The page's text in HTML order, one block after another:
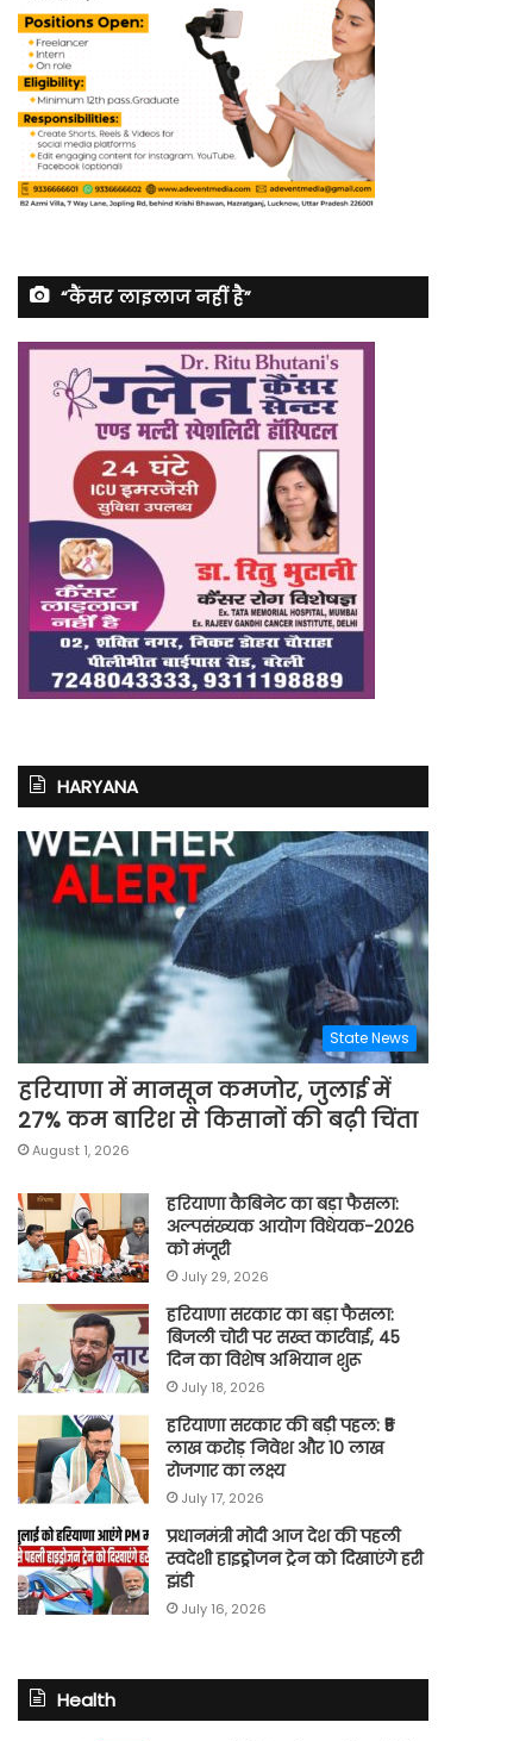
“कैंसर लाइलाज नहीं है”
HARYANA
State News
हरियाणा में मानसून कमजोर, जुलाई में
27% कम बारिश से किसानों की बढ़ी चिंता
August 1, 2026
हरियाणा कैबिनेट का बड़ा फैसला:
अल्पसंख्यक आयोग विधेयक-2026
को मंजूरी
July 29, 2026
हरियाणा सरकार का बड़ा फैसला:
बिजली चोरी पर सख्त कार्रवाई, 45
दिन का विशेष अभियान शुरू
July 18, 2026
हरियाणा सरकार की बड़ी पहल: ₹5
लाख करोड़ निवेश और 10 लाख
रोजगार का लक्ष्य
July 17, 2026
प्रधानमंत्री मोदी आज देश की पहली
स्वदेशी हाइड्रोजन ट्रेन को दिखाएंगे हरी
झंडी
July 16, 2026
Health